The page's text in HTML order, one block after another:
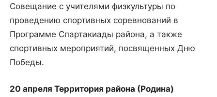
Совещание с учителями физкультуры по
проведению спортивных соревнований в
Программе Спартакиады района, а также
спортивных мероприятий, посвященных Дню
Победы.
20 апреля Территория района (Родина)